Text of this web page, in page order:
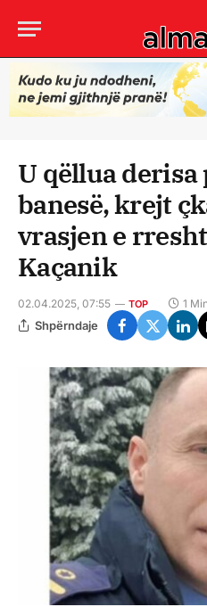
U qëllua derisa
banesë, krejt
vrasjen e
Kaçanik
02.04.2025, 07:55 TOP 1
Shpërndaje